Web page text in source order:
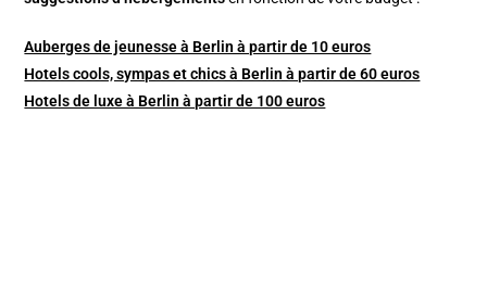
Auberges de jeunesse à Berlin à partir de 10 euros
Hotels cools, sympas et chics à Berlin à partir de 60 euros
Hotels de luxe à Berlin à partir de 100 euros